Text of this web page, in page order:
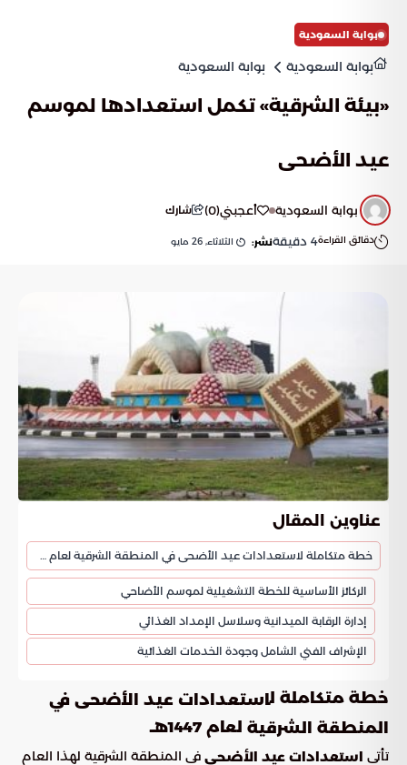
بوابة السعودية
بوابة السعودية بوابة السعودية
«بيئة الشرقية» تكمل استعدادها لموسم
عيد الأضحى
بوابة السعودية أعجبني(
0
) شارك
دقائق القراءة4 دقيقةنشر: الثلاثاء, 26 مايو
عناوين المقال
خطة متكاملة لاستعدادات عيد الأضحى في المنطقة الشرقية لعام 1447هـ
الركائز الأساسية للخطة التشغيلية لموسم الأضاحي
إدارة الرقابة الميدانية وسلاسل الإمداد الغذائي
الإشراف الفني الشامل وجودة الخدمات الغذائية
خطة متكاملة لاستعدادات عيد الأضحى في
المنطقة الشرقية لعام 1447هـ
تأتي استعدادات عيد الأضحى في المنطقة الشرقية لهذا العام